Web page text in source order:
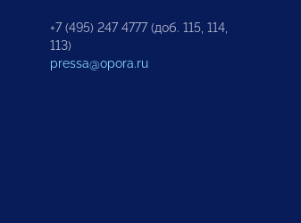
+7 (495) 247 4777 (доб. 115, 114,
113)
pressa@opora.ru